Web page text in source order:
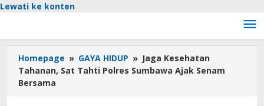
Lewati ke konten
Homepage » GAYA HIDUP » Jaga Kesehatan
Tahanan, Sat Tahti Polres Sumbawa Ajak Senam
Bersama